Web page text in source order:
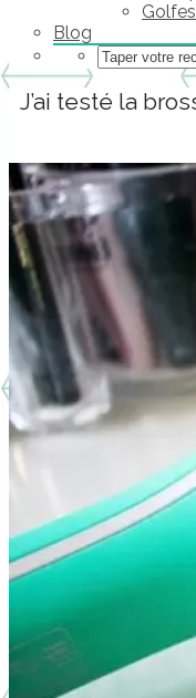
Blog
J’ai testé la